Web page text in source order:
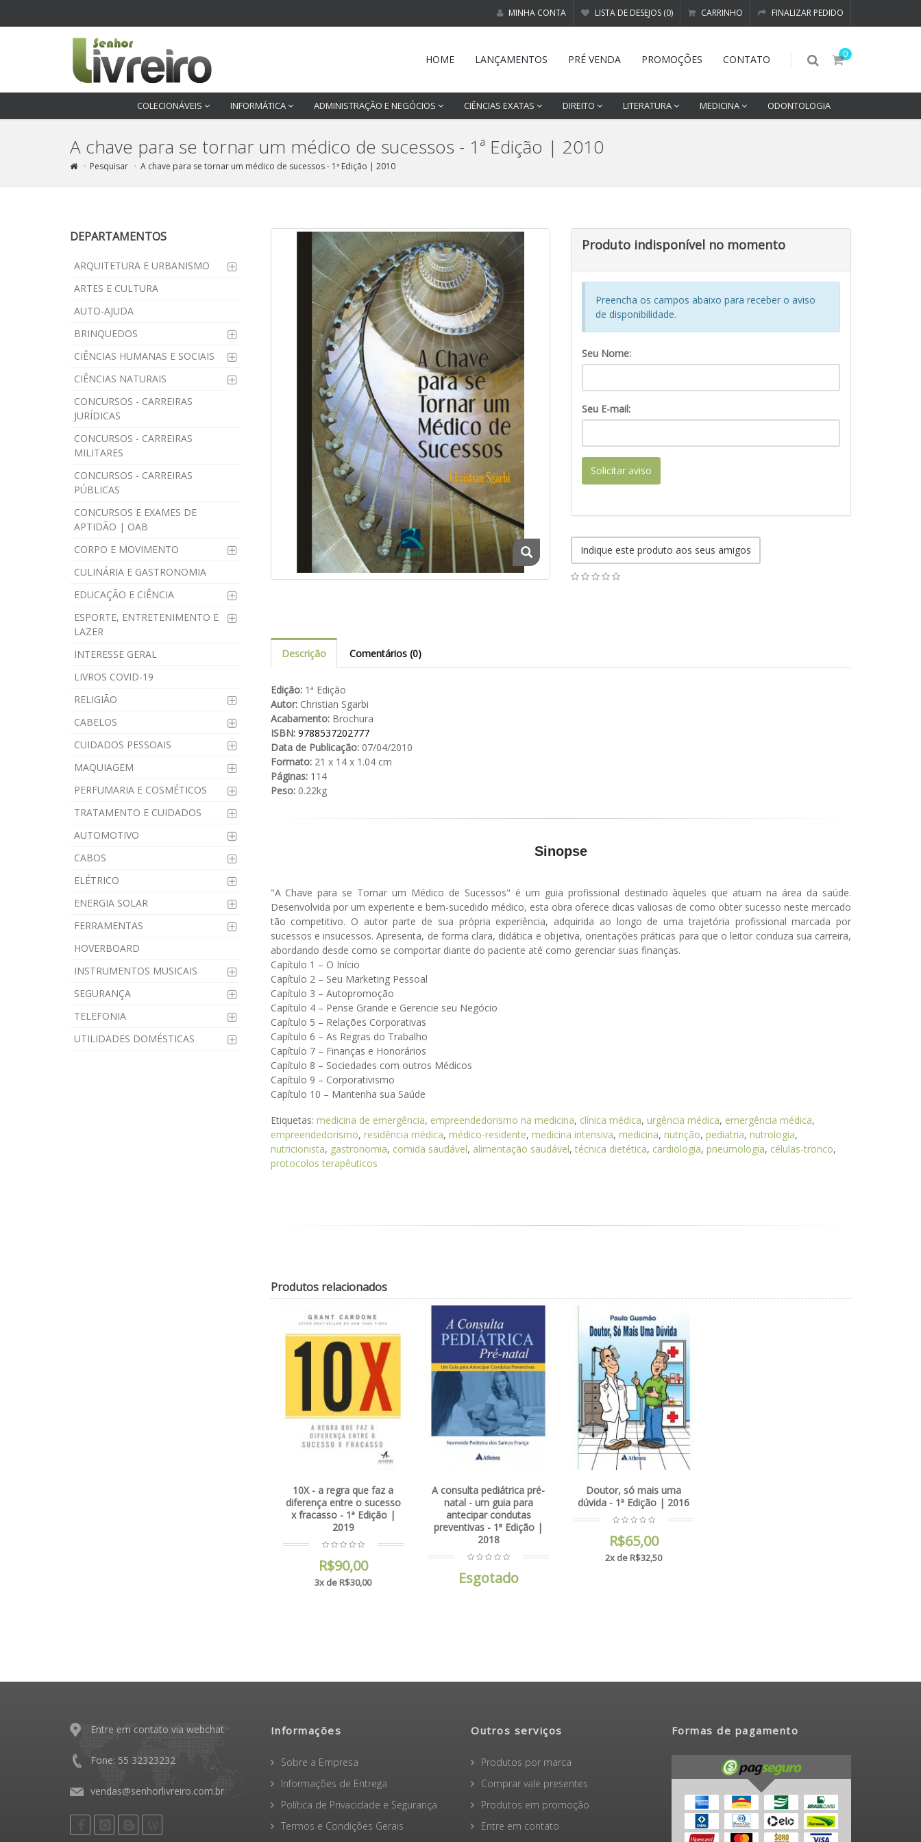
MINHA CONTA LISTA DE DESEJOS (0) CARRINHO FINALIZAR PEDIDO
0
HOME LANÇAMENTOS PRÉ VENDA PROMOÇÕES CONTATO
COLECIONÁVEIS INFORMÁTICA ADMINISTRAÇÃO E NEGÓCIOS CIÊNCIAS EXATAS DIREITO LITERATURA MEDICINA ODONTOLOGIA
A chave para se tornar um médico de sucessos - 1ª Edição | 2010
Pesquisar A chave para se tornar um médico de sucessos - 1ª Edição | 2010
DEPARTAMENTOS
ARQUITETURA E URBANISMO
ARTES E CULTURA
AUTO-AJUDA
BRINQUEDOS
CIÊNCIAS HUMANAS E SOCIAIS
CIÊNCIAS NATURAIS
CONCURSOS - CARREIRAS
JURÍDICAS
CONCURSOS - CARREIRAS
MILITARES
CONCURSOS - CARREIRAS
PÚBLICAS
CONCURSOS E EXAMES DE
APTIDÃO | OAB
CORPO E MOVIMENTO
CULINÁRIA E GASTRONOMIA
EDUCAÇÃO E CIÊNCIA
ESPORTE, ENTRETENIMENTO E
LAZER
INTERESSE GERAL
LIVROS COVID-19
RELIGIÃO
CABELOS
CUIDADOS PESSOAIS
MAQUIAGEM
PERFUMARIA E COSMÉTICOS
TRATAMENTO E CUIDADOS
AUTOMOTIVO
CABOS
ELÉTRICO
ENERGIA SOLAR
FERRAMENTAS
HOVERBOARD
INSTRUMENTOS MUSICAIS
SEGURANÇA
TELEFONIA
UTILIDADES DOMÉSTICAS
Produto indisponível no momento
Preencha os campos abaixo para receber o aviso
de disponibilidade.
Seu Nome:
Seu E-mail:
Solicitar aviso
Indique este produto aos seus amigos
Descrição Comentários (0)
Edição:1ª Edição
Autor:Christian Sgarbi
Acabamento:Brochura
ISBN: 9788537202777
Data de Publicação:07/04/2010
Formato:21 x 14 x 1.04 cm
Páginas:114
Peso:0.22kg
Sinopse
"A Chave para se Tornar um Médico de Sucessos" é um guia profissional destinado àqueles que atuam na área da saúde.
Desenvolvida por um experiente e bem-sucedido médico, esta obra oferece dicas valiosas de como obter sucesso neste mercado
tão competitivo. O autor parte de sua própria experiência, adquirida ao longo de uma trajetória profissional marcada por
sucessos e insucessos. Apresenta, de forma clara, didática e objetiva, orientações práticas para que o leitor conduza sua carreira,
abordando desde como se comportar diante do paciente até como gerenciar suas finanças.
Capítulo 1 – O Início
Capítulo 2 – Seu Marketing Pessoal
Capítulo 3 – Autopromoção
Capítulo 4 – Pense Grande e Gerencie seu Negócio
Capítulo 5 – Relações Corporativas
Capítulo 6 – As Regras do Trabalho
Capítulo 7 – Finanças e Honorários
Capítulo 8 – Sociedades com outros Médicos
Capítulo 9 – Corporativismo
Capítulo 10 – Mantenha sua Saúde
Etiquetas: medicina de emergência, empreendedorismo na medicina, clínica médica, urgência médica, emergência médica,
empreendedorismo, residência médica, médico-residente, medicina intensiva, medicina, nutrição, pediatria, nutrologia,
nutricionista, gastronomia, comida saudável, alimentação saudável,técnica dietética, cardiologia, pneumologia, células-tronco,
protocolos terapêuticos
Produtos relacionados
10X - a regra que faz a
diferença entre o sucesso
x fracasso - 1ª Edição |
2019
R$90,00
3x de R$30,00
A consulta pediátrica pré-
natal - um guia para
antecipar condutas
preventivas - 1ª Edição |
2018
Esgotado
Doutor, só mais uma
dúvida - 1ª Edição | 2016
R$65,00
2x de R$32,50
Entre em contato via webchat
Fone: 55 32323232
vendas@senhorlivreiro.com.br
Informações
Sobre a Empresa
Informações de Entrega
Política de Privacidade e Segurança
Termos e Condições Gerais
Outros serviços
Produtos por marca
Comprar vale presentes
Produtos em promoção
Entre em contato
Formas de pagamento